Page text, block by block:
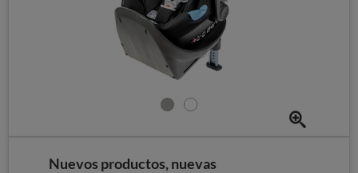
Nuevos productos, nuevas